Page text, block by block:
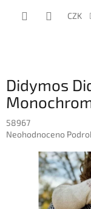
CZK
Didymos
58967
Průměrné
produktu
Neohodnoceno